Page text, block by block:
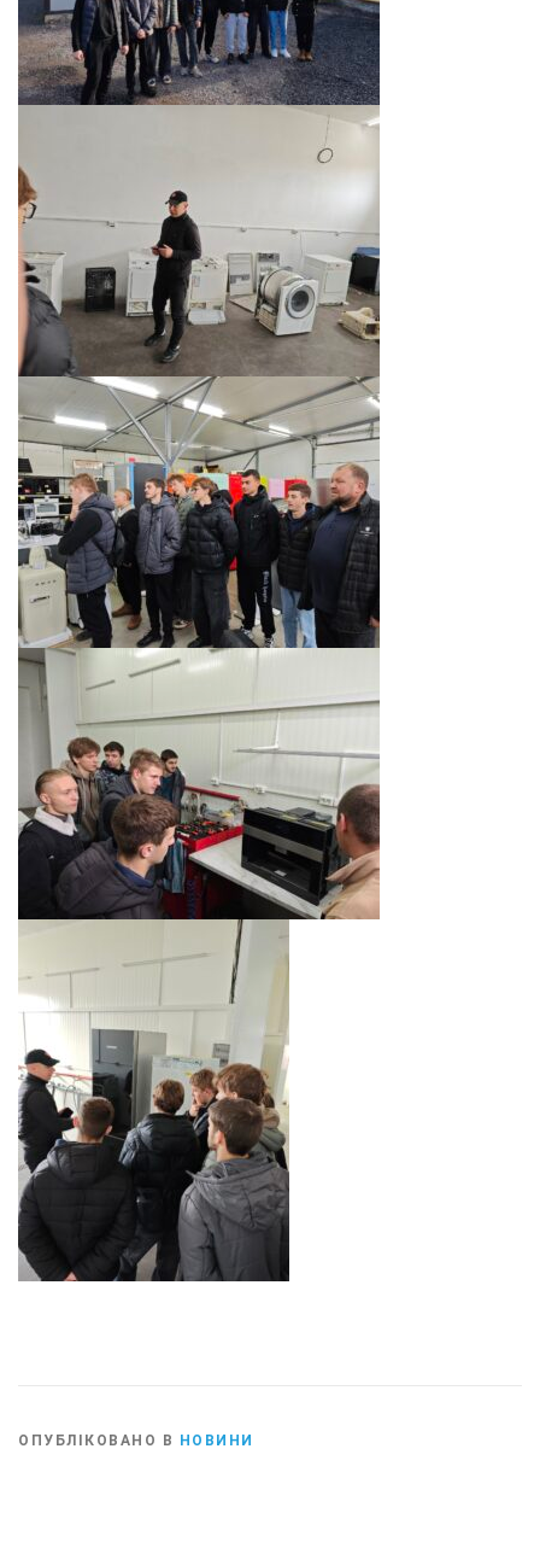
ОПУБЛІКОВАНО В НОВИНИ